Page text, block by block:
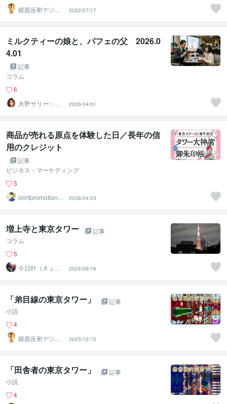
鏡面反射デジタ
ルアート製作所
（鈴木穣）
2022/07/17
ミルクティーの娘と、パフェの父 2026.0
4.01
記事
コラム
6
水野サリー✨優
しく寄り添う話
し相手
2026/04/01
商品が売れる原点を体験した日／長年の信
用のクレジット
記事
ビジネス・マーケティング
5
jointpromotionto
kyo
2026/04/23
増上寺と東京タワー
記事
コラム
5
今日叶（きょう
か）
2024/09/16
「弟目線の東京タワー」
記事
小説
4
鏡面反射デジタ
ルアート製作所
（鈴木穣）
2025/12/15
「田舎者の東京タワー」
記事
小説
4